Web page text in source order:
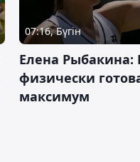
07:16, Бүгін
Елена Рыбакина:
физически
максимум